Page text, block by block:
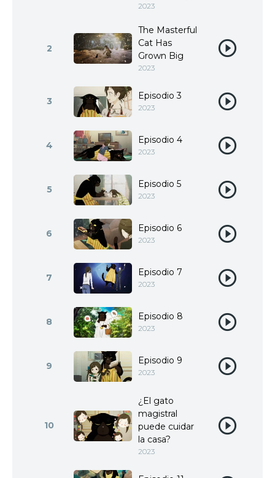
2023
2
The Masterful
Cat Has
Grown Big
2023
3 Episodio 3
2023
4 Episodio 4
2023
5 Episodio 5
2023
6 Episodio 6
2023
7 Episodio 7
2023
8 Episodio 8
2023
9 Episodio 9
2023
10
¿El gato
magistral
puede cuidar
la casa?
2023